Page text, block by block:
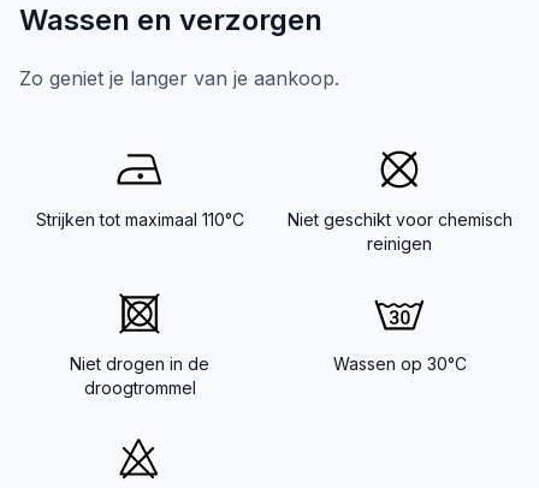
Wassen en verzorgen
Zo geniet je langer van je aankoop.
Strijken tot maximaal 110°C
Niet geschikt voor chemisch
reinigen
Niet drogen in de
droogtrommel
Wassen op 30°C